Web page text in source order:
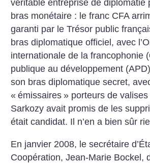
véritable entreprise de diplomatie
bras monétaire : le franc CFA
garanti par le Trésor public
bras diplomatique officiel, avec
internationale de la francophonie
publique au développement
son bras diplomatique secret,
« émissaires » porteurs de
Sarkozy avait promis de les
était candidat. Il n’en a bien sûr
En janvier 2008, le secrétaire
Coopération, Jean-Marie Bockel,